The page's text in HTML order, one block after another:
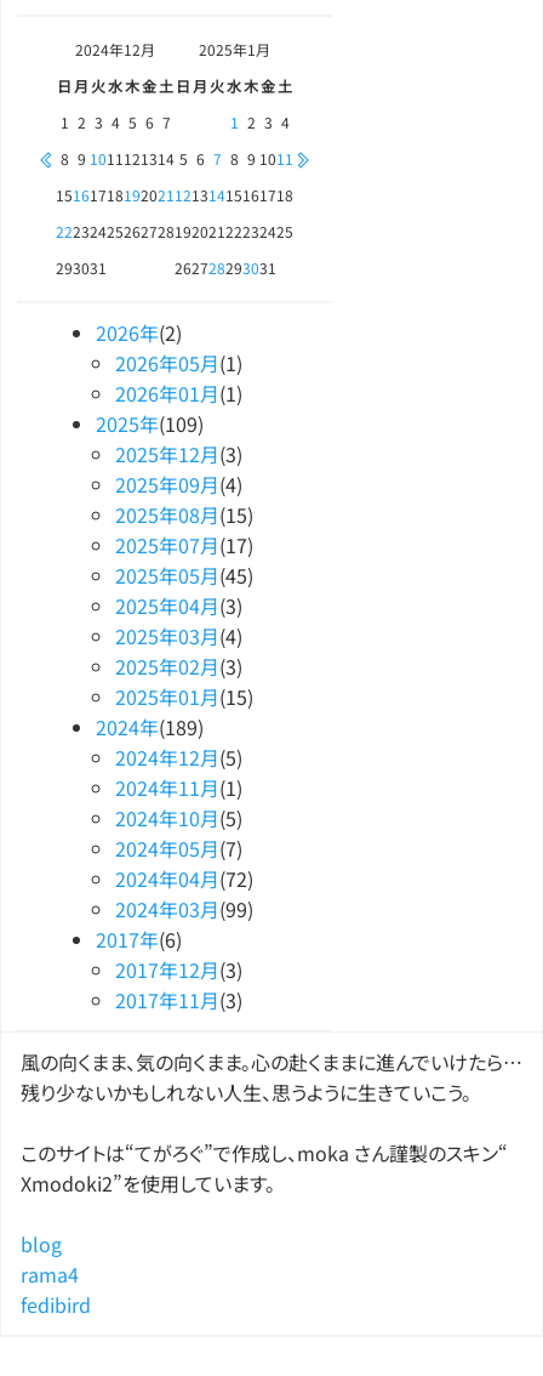
2024年12月
日 月 火水木金土
1 2 3 4 5 6 7
8 9 1011 121314
15161718192021
22232425262728
293031
2025年1月
日 月 火水木金土
1 2 3 4
5 6 7 8 9 1011
12131415161718
19202122232425
262728293031
2026年(2)
2026年05月(1)
2026年01月(1)
2025年(109)
2025年12月(3)
2025年09月(4)
2025年08月(15)
2025年07月(17)
2025年05月(45)
2025年04月(3)
2025年03月(4)
2025年02月(3)
2025年01月(15)
2024年(189)
2024年12月(5)
2024年11月(1)
2024年10月(5)
2024年05月(7)
2024年04月(72)
2024年03月(99)
2017年(6)
2017年12月(3)
2017年11月(3)
風の向くまま、気の向くまま。心の赴くままに進んでいけたら…
残り少ないかもしれない人生、思うように生きていこう。
このサイトは“てがろぐ”で作成し、moka さん謹製のスキン“
Xmodoki2”を使用しています。
blog
rama4
fedibird